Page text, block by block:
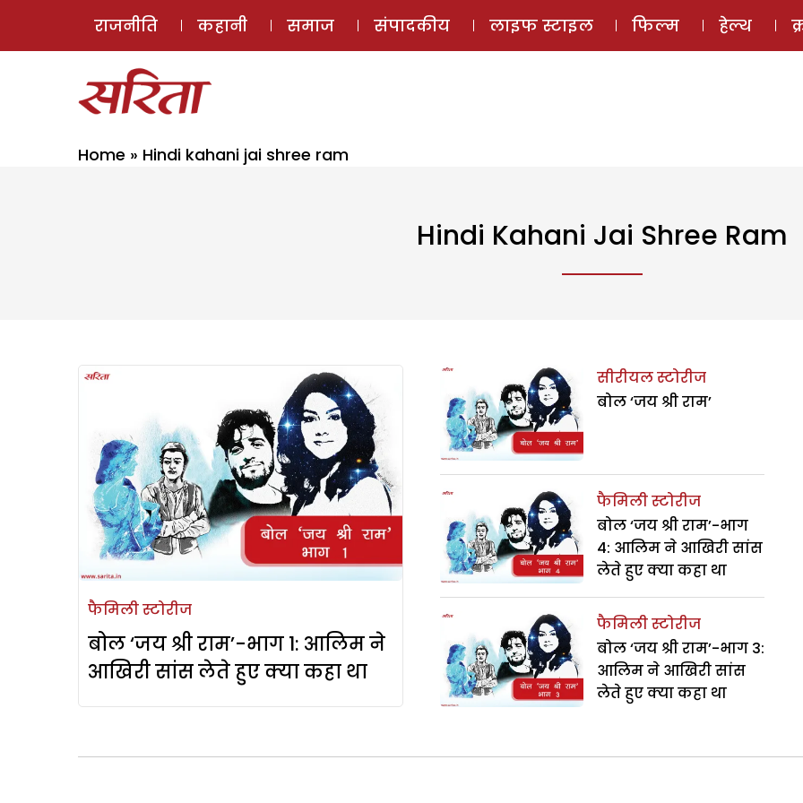
ई-मैगज़ीन
राजनीति कहानी समाज संपादकीय लाइफ स्टाइल फिल्म हेल्थ
Home » Hindi kahani jai shree ram
Hindi Kahani Jai Shree Ram
फैमिली स्टोरीज
बोल ‘जय श्री राम’-भाग 1: आलिम ने
आखिरी सांस लेते हुए क्या कहा था
सीरीयल स्टोरीज
बोल ‘जय श्री राम’
फैमिली स्टोरीज
बोल ‘जय श्री राम’-भाग
4: आलिम ने आखिरी सांस
लेते हुए क्या कहा था
फैमिली स्टोरीज
बोल ‘जय श्री राम’-भाग 3:
आलिम ने आखिरी सांस
लेते हुए क्या कहा था